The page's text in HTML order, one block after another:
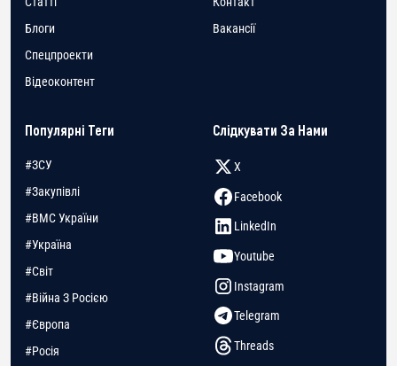
Блоги
Спецпроекти
Відеоконтент
Вакансії
Популярні Теги
#ЗСУ
#Закупівлі
#ВМС України
#Україна
#Світ
#Війна З Росією
#Європа
#Росія
Слідкувати За Нами
X
Facebook
LinkedIn
Youtube
Instagram
Telegram
Threads